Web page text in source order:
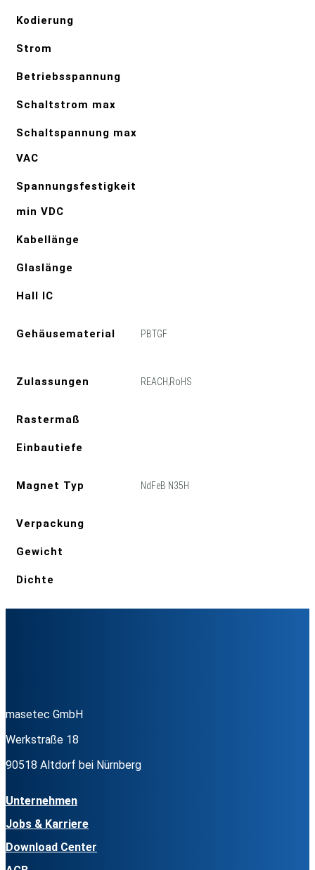
Kodierung
Strom
Betriebsspannung
Schaltstrom max
Schaltspannung max
VAC
Spannungsfestigkeit
min VDC
Kabellänge
Glaslänge
Hall IC
Gehäusematerial PBTGF
Zulassungen REACH;RoHS
Rastermaß
Einbautiefe
Magnet Typ NdFeB N35H
Verpackung
Gewicht
Dichte
masetec GmbH
Werkstraße 18
90518 Altdorf bei Nürnberg
Unternehmen
Jobs & Karriere
Download Center